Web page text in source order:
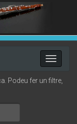
Toggle
Podeu fer un filtre,